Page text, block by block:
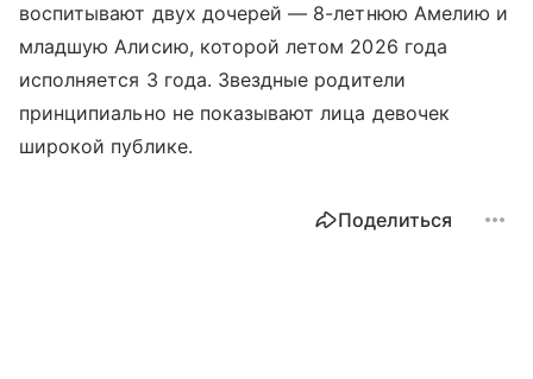
воспитывают двух дочерей — 8-летнюю Амелию и
младшую Алисию, которой летом 2026 года
исполняется 3 года. Звездные родители
принципиально не показывают лица девочек
широкой публике.
Поделиться